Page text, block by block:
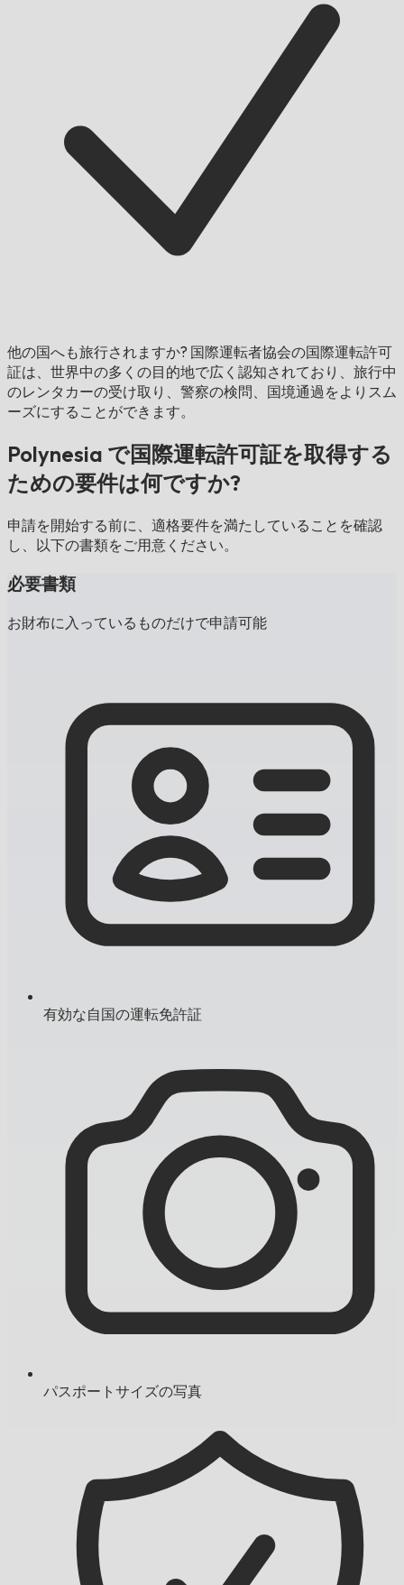
他の国へも旅行されますか? 国際運転者協会の国際運転許可
証は、世界中の多くの目的地で広く認知されており、旅行中
のレンタカーの受け取り、警察の検問、国境通過をよりスム
ーズにすることができます。
Polynesia で国際運転許可証を取得する
ための要件は何ですか?
申請を開始する前に、適格要件を満たしていることを確認
し、以下の書類をご用意ください。
必要書類
お財布に入っているものだけで申請可能
有効な自国の運転免許証
パスポートサイズの写真